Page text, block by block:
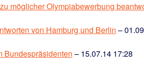
möglicher Olympiabewerbung
von Hamburg und Berlin –
Bundespräsidenten – 15.07.14 17:28